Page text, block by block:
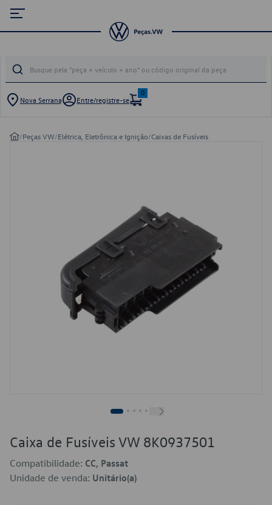
Nova Serrana Entre/registre-se
0
/Peças VW/Elétrica, Eletrônica e Ignição/Caixas de Fusíveis
Caixa de Fusíveis VW 8K0937501
Compatibilidade: CC, Passat
Unidade de venda: Unitário(a)